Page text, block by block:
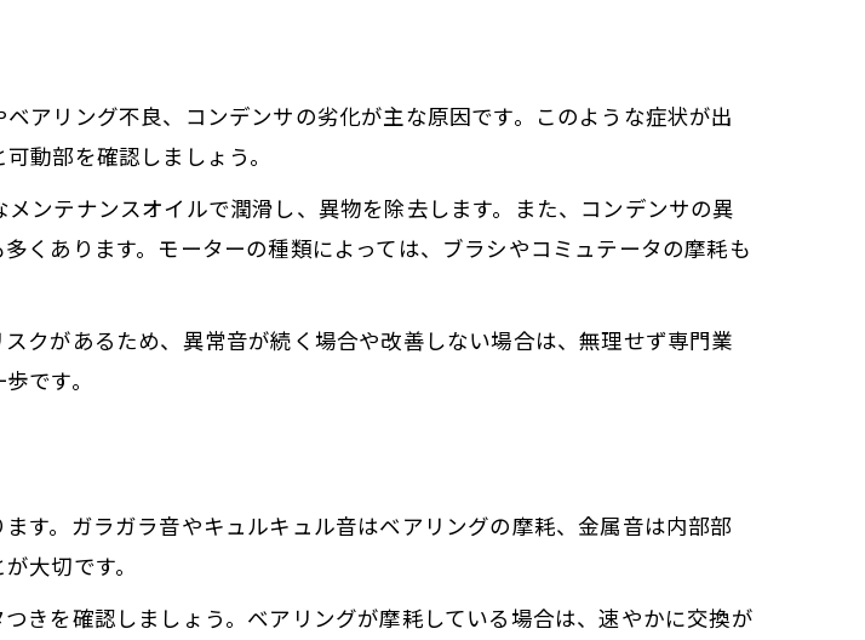
き予防のメンテナンス習慣
らす日常のモーター点検術
きの前兆と対策のポイント
ターのメンテナンス方法
モーター定期点検の重要性
の保守・日常点検術
のモーター点検チェック法
把握に役立つ点検手順
押さえるべき注意点
アリング不良、コンデンサの劣化が主な原因です。このような症状が出
動部を確認しましょう。
ンテナンスオイルで潤滑し、異物を除去します。また、コンデンサの異
くあります。モーターの種類によっては、ブラシやコミュテータの摩耗も
クがあるため、異常音が続く場合や改善しない場合は、無理せず専門業
です。
す。ガラガラ音やキュルキュル音はベアリングの摩耗、金属音は内部部
大切です。
きを確認しましょう。ベアリングが摩耗している場合は、速やかに交換が